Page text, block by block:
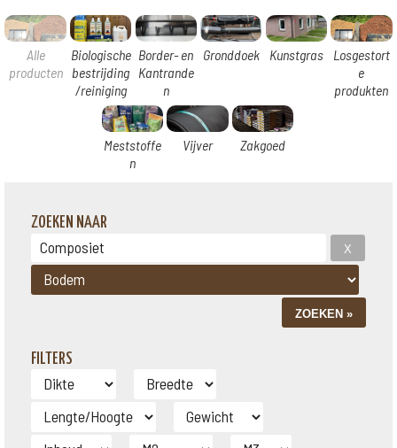
Alle
producten
Biologische
bestrijding
/reiniging
Border- en
Kantrande
n
Gronddoek Kunstgras
Losgestort
e
produkten
Meststoffe
n
Vijver Zakgoed
ZOEKEN NAAR
FILTERS